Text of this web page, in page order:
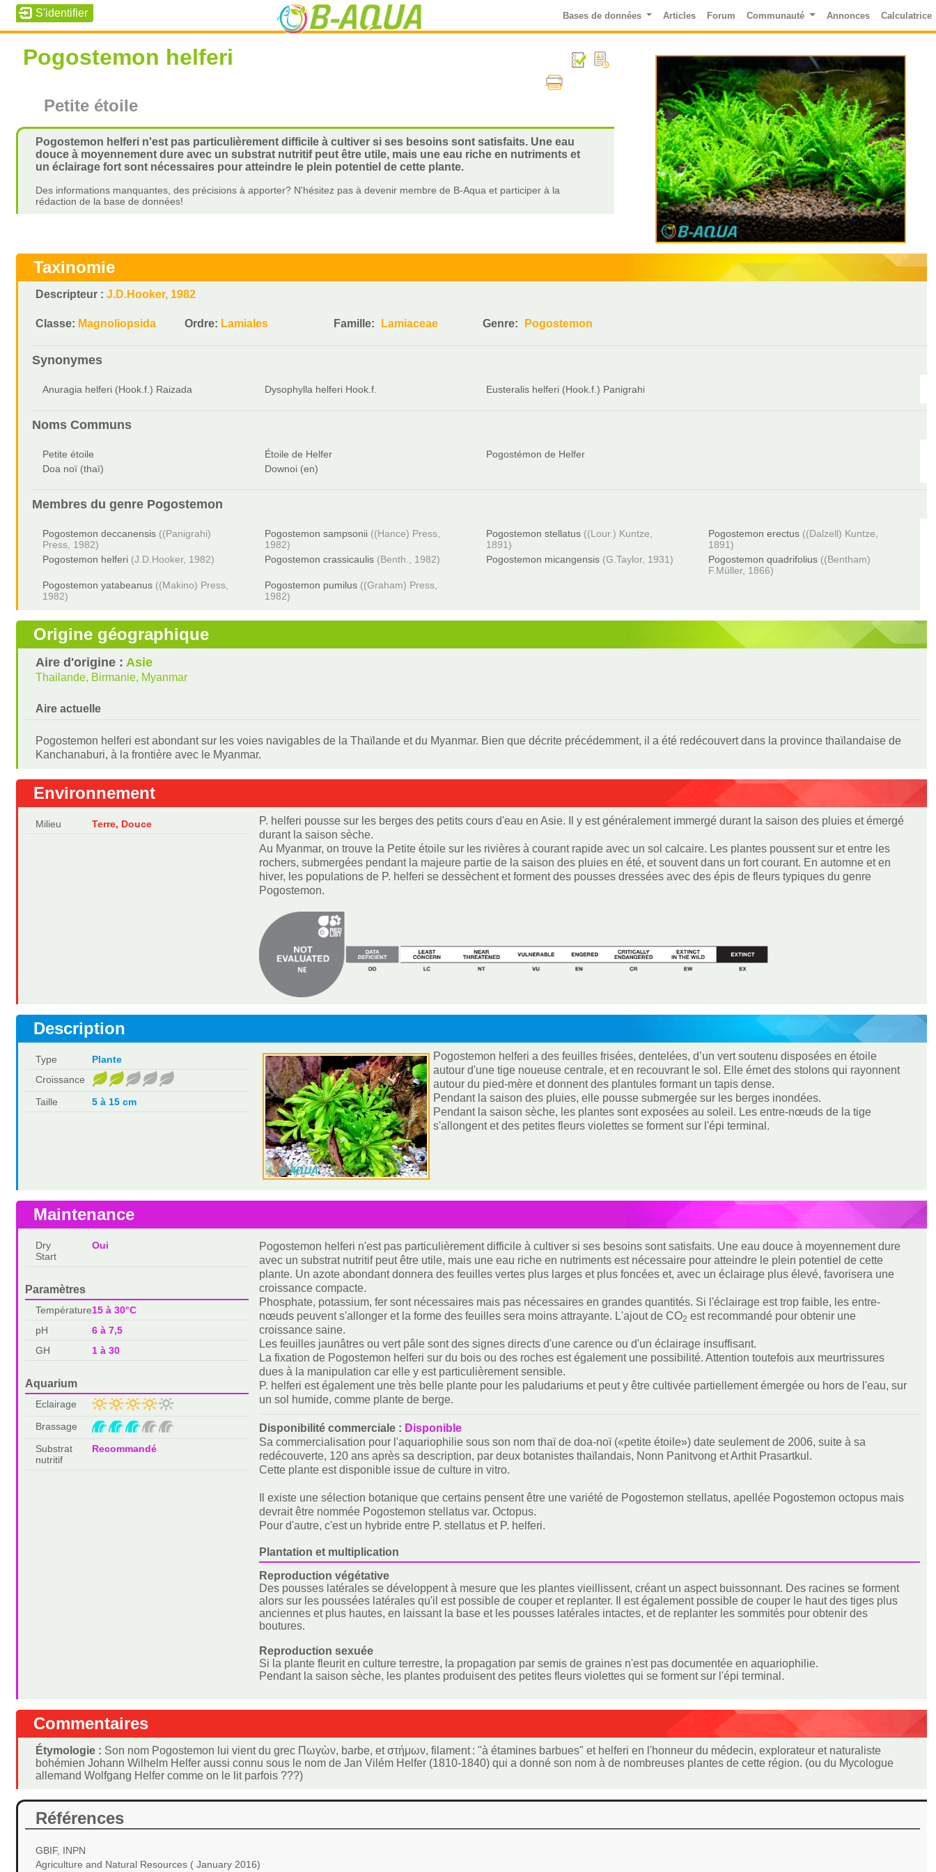
Bases de données Articles Forum Communauté Annonces Calculatrice
Pogostemon helferi
Petite étoile
Pogostemon helferi n'est pas particulièrement difficile à cultiver si ses besoins sont satisfaits. Une eau
douce à moyennement dure avec un substrat nutritif peut être utile, mais une eau riche en nutriments et
un éclairage fort sont nécessaires pour atteindre le plein potentiel de cette plante.
Des informations manquantes, des précisions à apporter? N'hésitez pas à devenir membre de B-Aqua et participer à la
rédaction de la base de données!
Taxinomie
Descripteur :J.D.Hooker, 1982
Classe: Magnoliopsida Ordre: Lamiales Famille: Lamiaceae Genre: Pogostemon
Synonymes
Anuragia helferi (Hook.f.) Raizada Dysophylla helferi Hook.f. Eusteralis helferi (Hook.f.) Panigrahi
Noms Communs
Petite étoile Étoile de Helfer
Pogostémon de Helfer
Doa noï (thaï)
Downoi (en)
Membres du genre Pogostemon
Pogostemon deccanensis ((Panigrahi)
Press, 1982)
Pogostemon sampsonii ((Hance) Press,
1982)
Pogostemon stellatus ((Lour.) Kuntze,
1891)
Pogostemon erectus ((Dalzell) Kuntze,
1891)
Pogostemon helferi (J.D.Hooker, 1982) Pogostemon crassicaulis (Benth., 1982) Pogostemon micangensis (G.Taylor, 1931) Pogostemon quadrifolius ((Bentham)
F.Müller, 1866)
Pogostemon yatabeanus ((Makino) Press,
1982)
Pogostemon pumilus ((Graham) Press,
1982)
Origine géographique
Aire d'origine :Asie
Thailande, Birmanie, Myanmar
Aire actuelle
Pogostemon helferi est abondant sur les voies navigables de la Thaïlande et du Myanmar. Bien que décrite précédemment, il a été redécouvert dans la province thaïlandaise de
Kanchanaburi, à la frontière avec le Myanmar.
Environnement
Milieu Terre, Douce
P. helferi pousse sur les berges des petits cours d'eau en Asie. Il y est généralement immergé durant la saison des pluies et émergé
durant la saison sèche.
Au Myanmar, on trouve la Petite étoile sur les rivières à courant rapide avec un sol calcaire. Les plantes poussent sur et entre les
rochers, submergées pendant la majeure partie de la saison des pluies en été, et souvent dans un fort courant. En automne et en
hiver, les populations de P. helferi se dessèchent et forment des pousses dressées avec des épis de fleurs typiques du genre
Pogostemon.
Description
Type
Plante
Croissance
Taille
5 à 15 cm
Pogostemon helferi a des feuilles frisées, dentelées, d’un vert soutenu disposées en étoile
autour d'une tige noueuse centrale, et en recouvrant le sol. Elle émet des stolons qui rayonnent
autour du pied-mère et donnent des plantules formant un tapis dense.
Pendant la saison des pluies, elle pousse submergée sur les berges inondées.
Pendant la saison sèche, les plantes sont exposées au soleil. Les entre-nœuds de la tige
s'allongent et des petites fleurs violettes se forment sur l'épi terminal.
Maintenance
Dry
Start
Oui
Paramètres
Température15 à 30°C
pH
6 à 7,5
GH
1 à 30
Aquarium
Eclairage
Brassage
Substrat
nutritif
Recommandé
Pogostemon helferi n'est pas particulièrement difficile à cultiver si ses besoins sont satisfaits. Une eau douce à moyennement dure
avec un substrat nutritif peut être utile, mais une eau riche en nutriments est nécessaire pour atteindre le plein potentiel de cette
plante. Un azote abondant donnera des feuilles vertes plus larges et plus foncées et, avec un éclairage plus élevé, favorisera une
croissance compacte.
Phosphate, potassium, fer sont nécessaires mais pas nécessaires en grandes quantités. Si l'éclairage est trop faible, les entre-
nœuds peuvent s'allonger et la forme des feuilles sera moins attrayante. L'ajout de CO2 est recommandé pour obtenir une
croissance saine.
Les feuilles jaunâtres ou vert pâle sont des signes directs d'une carence ou d'un éclairage insuffisant.
La fixation de Pogostemon helferi sur du bois ou des roches est également une possibilité. Attention toutefois aux meurtrissures
dues à la manipulation car elle y est particulièrement sensible.
P. helferi est également une très belle plante pour les paludariums et peut y être cultivée partiellement émergée ou hors de l'eau, sur
un sol humide, comme plante de berge.
Disponibilité commerciale : Disponible
Sa commercialisation pour l'aquariophilie sous son nom thaï de doa-noï («petite étoile») date seulement de 2006, suite à sa
redécouverte, 120 ans après sa description, par deux botanistes thaïlandais, Nonn Panitvong et Arthit Prasartkul.
Cette plante est disponible issue de culture in vitro.
Il existe une sélection botanique que certains pensent être une variété de Pogostemon stellatus, apellée Pogostemon octopus mais
devrait être nommée Pogostemon stellatus var. Octopus.
Pour d'autre, c'est un hybride entre P. stellatus et P. helferi.
Plantation et multiplication
Reproduction végétative
Des pousses latérales se développent à mesure que les plantes vieillissent, créant un aspect buissonnant. Des racines se forment
alors sur les poussées latérales qu'il est possible de couper et replanter. Il est également possible de couper le haut des tiges plus
anciennes et plus hautes, en laissant la base et les pousses latérales intactes, et de replanter les sommités pour obtenir des
boutures.
Reproduction sexuée
Si la plante fleurit en culture terrestre, la propagation par semis de graines n'est pas documentée en aquariophilie.
Pendant la saison sèche, les plantes produisent des petites fleurs violettes qui se forment sur l'épi terminal.
Commentaires
Étymologie : Son nom Pogostemon lui vient du grec Πωγὼν, barbe, et στήμων, filament : "à étamines barbues" et helferi en l'honneur du médecin, explorateur et naturaliste
bohémien Johann Wilhelm Helfer aussi connu sous le nom de Jan Vilém Helfer (1810-1840) qui a donné son nom à de nombreuses plantes de cette région. (ou du Mycologue
allemand Wolfgang Helfer comme on le lit parfois ???)
Références
GBIF, INPN
Agriculture and Natural Resources ( January 2016)